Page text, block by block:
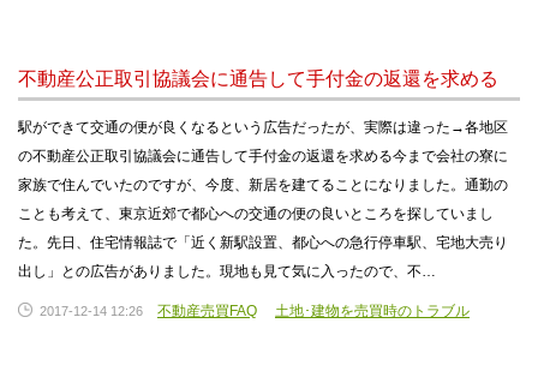
不動産公正取引協議会に通告して手付金の返還を求める
駅ができて交通の便が良くなるという広告だったが、実際は違った→各地区
の不動産公正取引協議会に通告して手付金の返還を求める今まで会社の寮に
家族で住んでいたのですが、今度、新居を建てることになりました。通勤の
ことも考えて、東京近郊で都心への交通の便の良いところを探していまし
た。先日、住宅情報誌で「近く新駅設置、都心への急行停車駅、宅地大売り
出し」との広告がありました。現地も見て気に入ったので、不…
2017-12-14 12:26 不動産売買FAQ 土地･建物を売買時のトラブル